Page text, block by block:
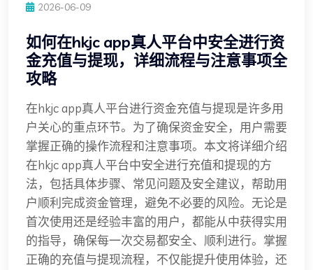
2026-06-09
如何在hkjc app真人平台中安全进行资
金充值与提现，详细流程与注意事项全
攻略
在hkjc app真人平台进行资金充值与提现是许多用
户关心的重点环节。为了确保资金安全，用户需要
掌握正确的操作流程和注意事项。本文将详细介绍
在hkjc app真人平台中安全进行充值和提现的方
法，包括具体步骤、常见问题及安全建议，帮助用
户顺利完成资金管理，避免不必要的风险。无论是
首次使用还是经验丰富的用户，都能从中获得实用
的指导，确保每一次交易都安全、顺利进行。掌握
正确的充值与提现流程，不仅能提升使用体验，还